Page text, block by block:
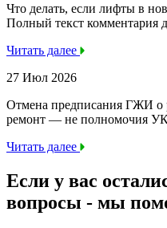
Что делать, если лифты в
Полный текст комментария
Читать далее
27 Июл 2026
Отмена предписания ГЖИ о
ремонт — не полномочия
Читать далее
Если у вас
вопросы - мы